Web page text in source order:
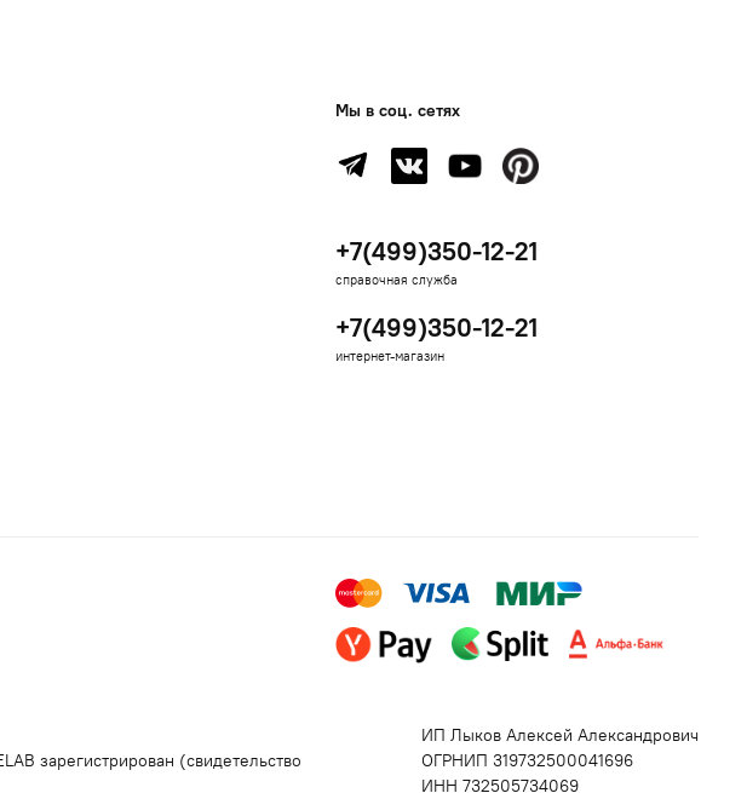
Мы в соц. сетях
+7(499)350-12-21
справочная служба
+7(499)350-12-21
интернет-магазин
зарегистрирован (свидетельство
ИП Лыков Алексей Александрович
ОГРНИП 319732500041696
ИНН 732505734069